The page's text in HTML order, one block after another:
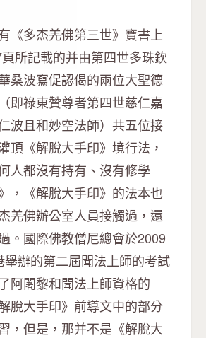
《多杰羌佛第三世》寶書上
所記載的并由第四世多珠欽
桑波寫促認偈的兩位大聖德
即祿東贊尊者第四世慈仁嘉
波且和妙空法師）共五位接
頂《解脫大手印》境行法，
人都沒有持有、沒有修學
，《解脫大手印》的法本也
羌佛辦公室人員接觸過，還
。國際佛教僧尼總會於2009
辦的第二屆聞法上師的考試
阿闍黎和聞法上師資格的
脫大手印》前導文中的部分
，但是，那并不是《解脫大